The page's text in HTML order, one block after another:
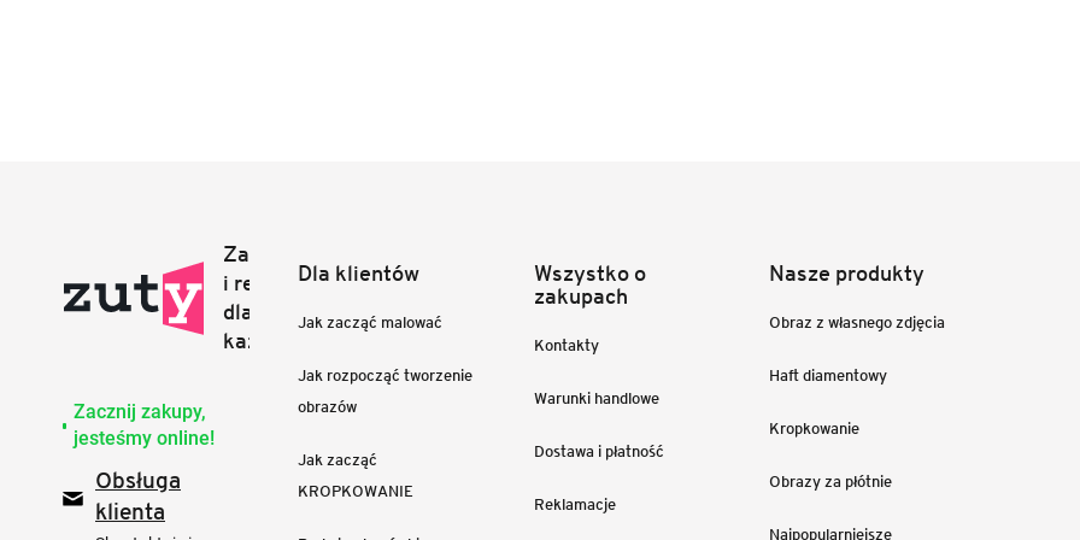
Zacznij zakupy,
jesteśmy online!
Obsługa
klienta
Dla klientów
Jak zacząć malować
Jak rozpocząć tworzenie
obrazów
Jak zacząć
KROPKOWANIE
Wszystko o
zakupach
Kontakty
Warunki handlowe
Dostawa i płatność
Reklamacje
Nasze produkty
Obraz z własnego zdjęcia
Haft diamentowy
Kropkowanie
Obrazy za płótnie
Najpopularniejsze